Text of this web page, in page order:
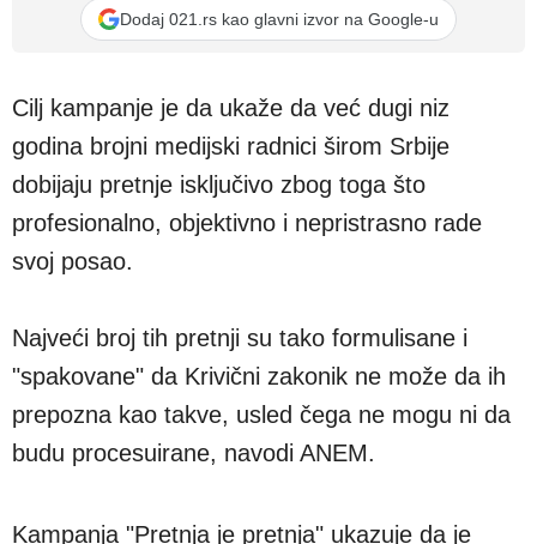
Dodaj 021.rs kao glavni izvor na Google-u
Cilj kampanje je da ukaže da već dugi niz
godina brojni medijski radnici širom Srbije
dobijaju pretnje isključivo zbog toga što
profesionalno, objektivno i nepristrasno rade
svoj posao.
Najveći broj tih pretnji su tako formulisane i
"spakovane" da Krivični zakonik ne može da ih
prepozna kao takve, usled čega ne mogu ni da
budu procesuirane, navodi ANEM.
Kampanja "Pretnja je pretnja" ukazuje da je